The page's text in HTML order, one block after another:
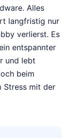
Alles
langfristig nur
verlierst. Es
entspannter
und lebt
beim
Stress mit der